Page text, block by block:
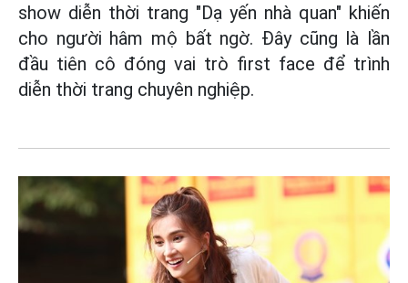
show diễn thời trang "Dạ yến nhà quan" khiến
cho người hâm mộ bất ngờ. Đây cũng là lần
đầu tiên cô đóng vai trò first face để trình
diễn thời trang chuyên nghiệp.